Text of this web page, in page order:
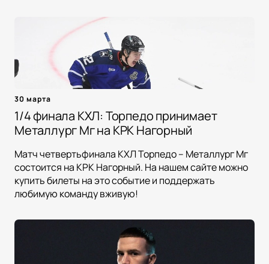
30 марта
1/4 финала КХЛ: Торпедо принимает
Металлург Мг на КРК Нагорный
Матч четвертьфинала КХЛ Торпедо – Металлург Мг
состоится на КРК Нагорный. На нашем сайте можно
купить билеты на это событие и поддержать
любимую команду вживую!